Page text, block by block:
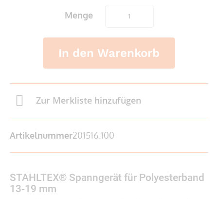
Menge
In den Warenkorb
Zur Merkliste hinzufügen
Artikelnummer201516.100
STAHLTEX® Spanngerät für Polyesterband
13-19 mm